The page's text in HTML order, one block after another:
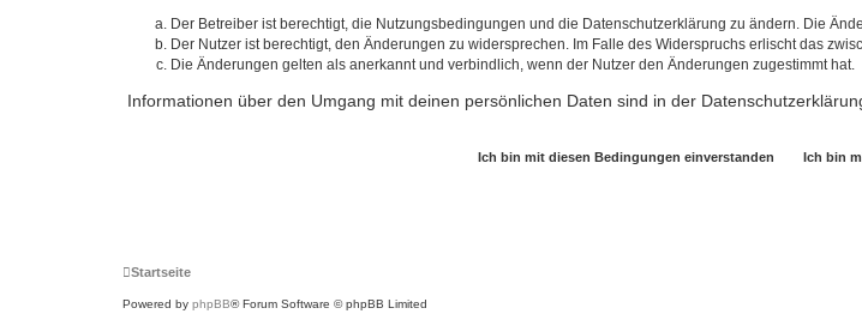
Der Betreiber ist berechtigt, die Nutzungsbedingungen und die Datenschutzerklärung zu ändern. Die
Der Nutzer ist berechtigt, den Änderungen zu widersprechen. Im Falle des Widerspruchs erlischt das
Die Änderungen gelten als anerkannt und verbindlich, wenn der Nutzer den Änderungen zugestimmt hat.
Informationen über den Umgang mit deinen persönlichen Daten sind in der
Startseite
Powered by phpBB® Forum Software © phpBB Limited